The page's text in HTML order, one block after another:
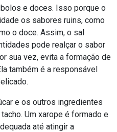
e doces. Isso porque o
os sabores ruins, como
o doce. Assim, o sal
pode realçar o sabor
sua vez, evita a formação de
também é a responsável
e os outros ingredientes
Um xarope é formado e
até atingir a